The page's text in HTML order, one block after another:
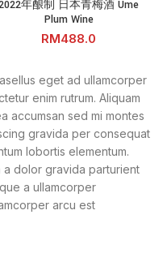
年酿制 日本青梅酒 Ume
Plum Wine
RM
eget ad ullamcorper
enim rutrum. Aliquam
accumsan sed mi montes
gravida per consequat
lobortis elementum.
a dolor gravida parturient
a ullamcorper
arcu est